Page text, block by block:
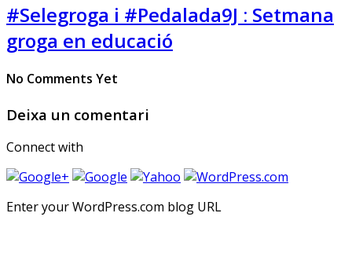
#Selegroga i #Pedalada9J : Setmana
groga en educació
No Comments Yet
Deixa un comentari
Connect with
Enter your WordPress.com blog URL